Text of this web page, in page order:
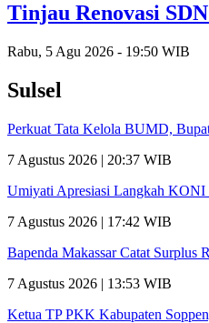
Tinjau Renovasi
Rabu, 5 Agu 2026 - 19:50 WIB
Sulsel
Perkuat Tata Kelola BUMD,
7 Agustus 2026 | 20:37 WIB
Umiyati Apresiasi Langkah KONI
7 Agustus 2026 | 17:42 WIB
Bapenda Makassar Catat Surplus
7 Agustus 2026 | 13:53 WIB
Ketua TP PKK Kabupaten